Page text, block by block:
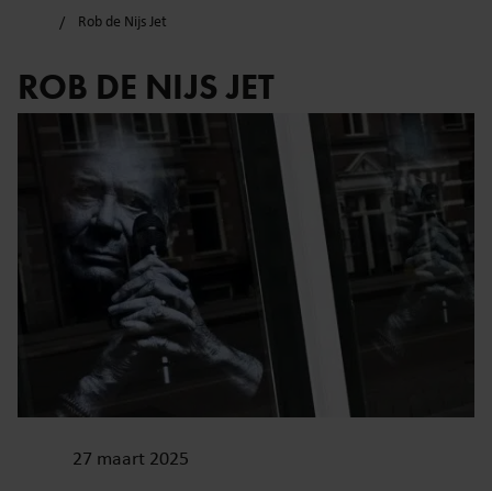
Rob de Nijs Jet
ROB DE NIJS JET
27 maart 2025